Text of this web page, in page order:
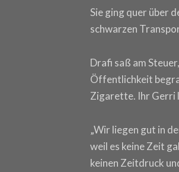
Sie ging quer über
schwarzen
Drafi saß am
Öffentlichkeit
Zigarette. Ihr Gerri
„Wir liegen gut in
weil es keine Zeit
keinen Zeitdruck